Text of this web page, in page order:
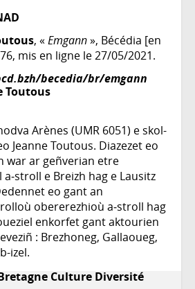
, «Emgann», Bécédia [en
mis en ligne le 27/05/2021.
becedia/br/emgann
Toutous
Arènes (UMR 6051) e skol-
Jeanne Toutous. Diazezet eo
war ar geñverian etre
e Breizh hag e Lausitz
eo gant an
obererezhioù a‑stroll hag
enkorfet gant aktourien
: Brezhoneg, Gallaoueg,
izel.
Culture Diversité